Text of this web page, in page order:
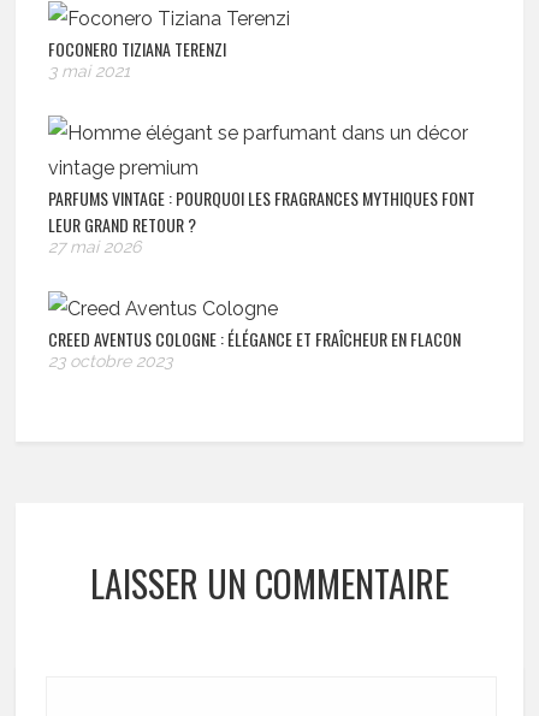
FOCONERO TIZIANA TERENZI
3 mai 2021
PARFUMS VINTAGE : POURQUOI LES FRAGRANCES MYTHIQUES FONT
LEUR GRAND RETOUR ?
27 mai 2026
CREED AVENTUS COLOGNE : ÉLÉGANCE ET FRAÎCHEUR EN FLACON
23 octobre 2023
LAISSER UN COMMENTAIRE